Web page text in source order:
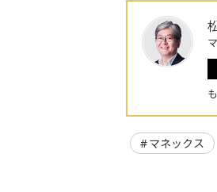
マネックス